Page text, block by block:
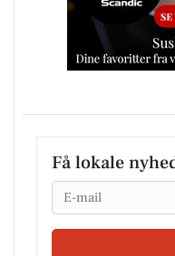
Få lokale
Email